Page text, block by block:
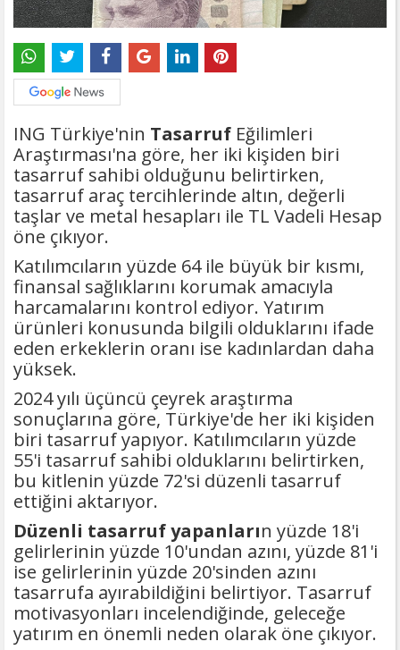
ING Türkiye'nin Tasarruf Eğilimleri
Araştırması'na göre, her iki kişiden biri
tasarruf sahibi olduğunu belirtirken,
tasarruf araç tercihlerinde altın, değerli
taşlar ve metal hesapları ile TL Vadeli Hesap
öne çıkıyor.
Katılımcıların yüzde 64 ile büyük bir kısmı,
finansal sağlıklarını korumak amacıyla
harcamalarını kontrol ediyor. Yatırım
ürünleri konusunda bilgili olduklarını ifade
eden erkeklerin oranı ise kadınlardan daha
yüksek.
2024 yılı üçüncü çeyrek araştırma
sonuçlarına göre, Türkiye'de her iki kişiden
biri tasarruf yapıyor. Katılımcıların yüzde
55'i tasarruf sahibi olduklarını belirtirken,
bu kitlenin yüzde 72'si düzenli tasarruf
ettiğini aktarıyor.
Düzenli tasarruf yapanların yüzde 18'i
gelirlerinin yüzde 10'undan azını, yüzde 81'i
ise gelirlerinin yüzde 20'sinden azını
tasarrufa ayırabildiğini belirtiyor. Tasarruf
motivasyonları incelendiğinde, geleceğe
yatırım en önemli neden olarak öne çıkıyor.